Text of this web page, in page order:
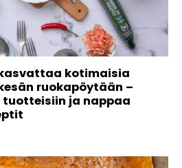
kotimaisia
ruokapöytään –
ja nappaa